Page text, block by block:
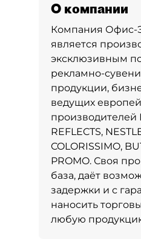
О компании
Компания Офис-
является
эксклюзивным
рекламно-
продукции,
ведущих
производителей
REFLECTS,
COLORISSIMO,
PROMO. Своя
база, даёт
задержки и с
наносить
любую